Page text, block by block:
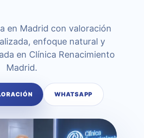
en Madrid con valoración
enfoque natural y
en Clínica Renacimiento
Madrid.
WHATSAPP